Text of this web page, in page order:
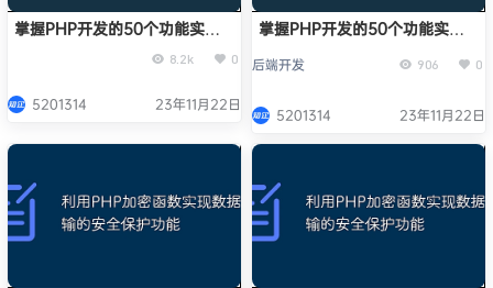
掌握PHP开发的50个功能实现
8.2k 0
5201314 23年11月22日
掌握PHP开发的50个功能实现
后端开发 906 0
5201314 23年11月22日